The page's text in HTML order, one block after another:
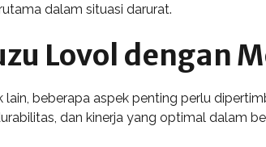
dalam situasi darurat.
Lovol dengan
beberapa aspek penting perlu
dan kinerja yang optimal dalam